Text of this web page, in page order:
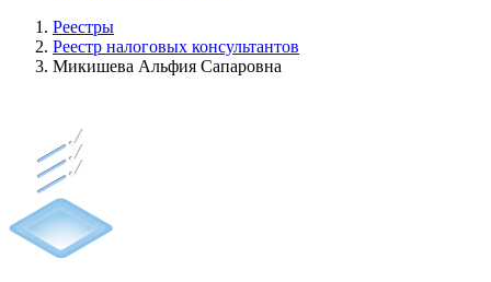
Реестры
Реестр налоговых консультантов
Микишева Альфия Сапаровна